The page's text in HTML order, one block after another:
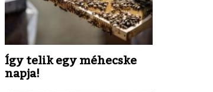
Így telik egy méhecske
napja!